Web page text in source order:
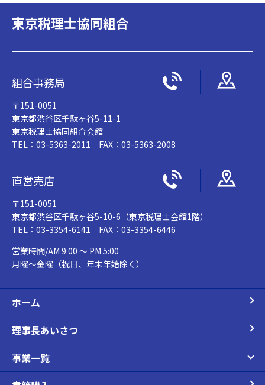
東京税理士協同組合
組合事務局
〒151-0051
東京都渋谷区千駄ヶ谷5-11-1
東京税理士協同組合会館
TEL：03-5363-2011 FAX：03-5363-2008
直営売店
〒151-0051
東京都渋谷区千駄ヶ谷5-10-6（東京税理士会館1階）
TEL：03-3354-6141 FAX：03-3354-6446
営業時間/AM 9:00 ～ PM 5:00
月曜～金曜（祝日、年末年始除く）
ホーム
理事長あいさつ
事業一覧